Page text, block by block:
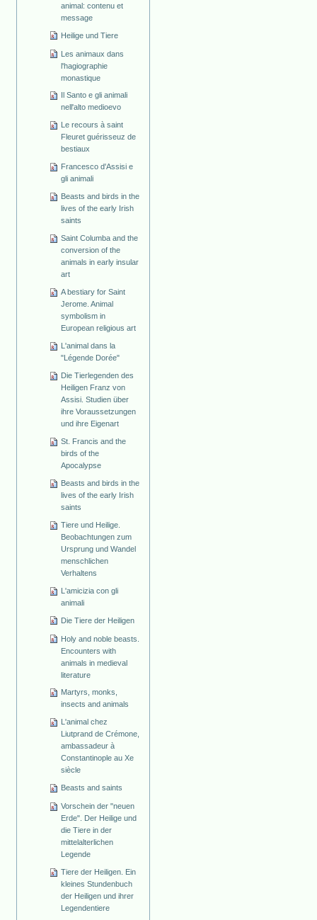
animal: contenu et
message
Heilige und Tiere
Les animaux dans
l'hagiographie
monastique
Il Santo e gli animali
nell'alto medioevo
Le recours à saint
Fleuret guérisseuz de
bestiaux
Francesco d'Assisi e
gli animali
Beasts and birds in the
lives of the early Irish
saints
Saint Columba and the
conversion of the
animals in early insular
art
A bestiary for Saint
Jerome. Animal
symbolism in
European religious art
L'animal dans la
"Légende Dorée"
Die Tierlegenden des
Heiligen Franz von
Assisi. Studien über
ihre Voraussetzungen
und ihre Eigenart
St. Francis and the
birds of the
Apocalypse
Beasts and birds in the
lives of the early Irish
saints
Tiere und Heilige.
Beobachtungen zum
Ursprung und Wandel
menschlichen
Verhaltens
L'amicizia con gli
animali
Die Tiere der Heiligen
Holy and noble beasts.
Encounters with
animals in medieval
literature
Martyrs, monks,
insects and animals
L'animal chez
Liutprand de Crémone,
ambassadeur à
Constantinople au Xe
siècle
Beasts and saints
Vorschein der "neuen
Erde". Der Heilige und
die Tiere in der
mittelalterlichen
Legende
Tiere der Heiligen. Ein
kleines Stundenbuch
der Heiligen und ihrer
Legendentiere